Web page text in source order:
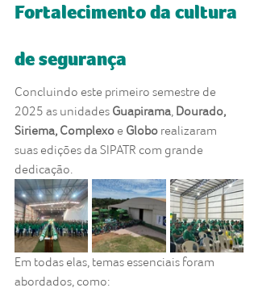
Fortalecimento da cultura
de segurança
Concluindo este primeiro semestre de
2025 as unidades Guapirama, Dourado,
Siriema, Complexo e Globo realizaram
suas edições da SIPATR com grande
dedicação.
Em todas elas, temas essenciais foram
abordados, como: